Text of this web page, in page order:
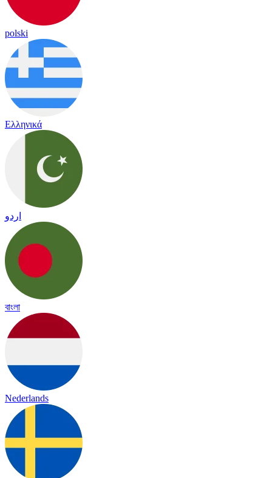
polski
Ελληνικά
اردو
বাংলা
Nederlands